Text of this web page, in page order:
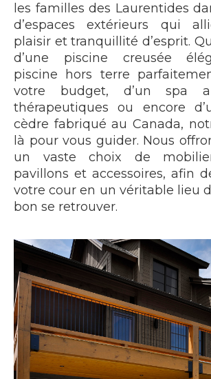
les familles des Laurentides
d’espaces extérieurs qui
plaisir et tranquillité d’esprit.
d’une piscine creusée
piscine hors terre
votre budget, d’un spa
thérapeutiques ou encore
cèdre fabriqué au Canada,
là pour vous guider. Nous
un vaste choix de
pavillons et accessoires, afin
votre cour en un véritable lieu
bon se retrouver.